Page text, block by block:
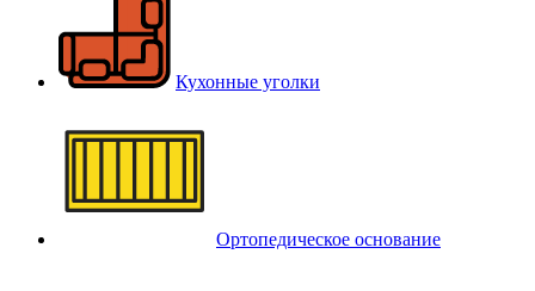
Кухонные уголки
Ортопедическое основание